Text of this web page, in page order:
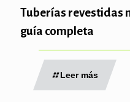
Tuberías revestidas
guía completa
Leer más